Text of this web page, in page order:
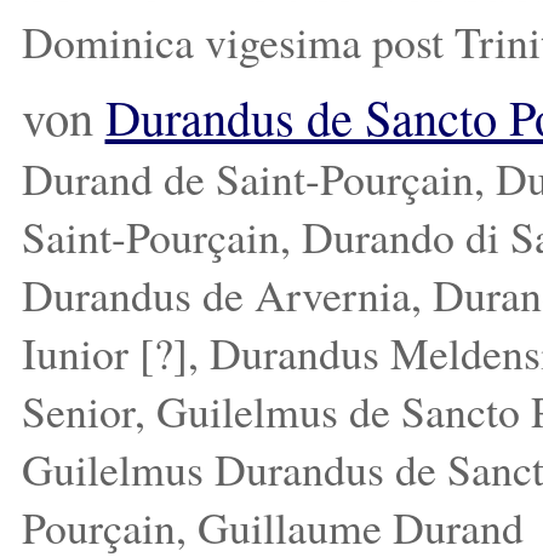
Dominica vigesima post
vonDurandus de Sancto
Durand de Saint-Pourçain,
Saint-Pourçain, Durando di
Durandus de Arvernia,
Iunior [?], Durandus
Senior, Guilelmus de
Guilelmus Durandus de
Pourçain, Guillaume Durand